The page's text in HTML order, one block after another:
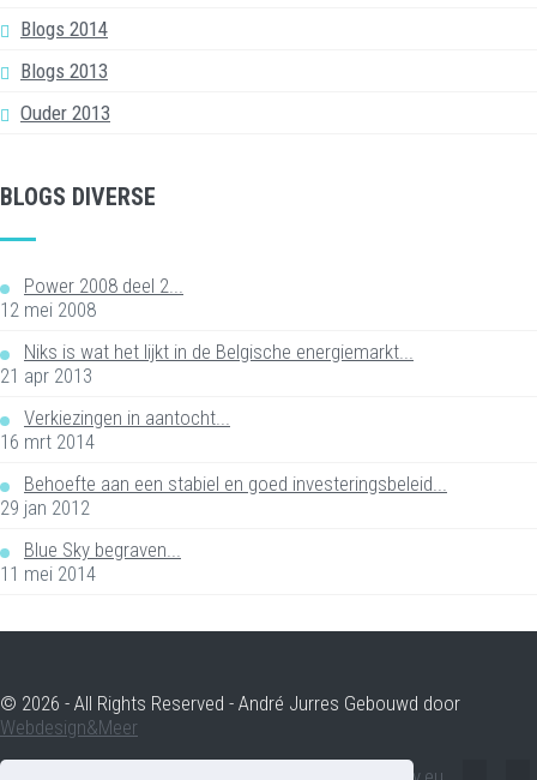
Blogs 2014
Blogs 2013
Ouder 2013
BLOGS DIVERSE
Power 2008 deel 2...
12 mei 2008
Niks is wat het lijkt in de Belgische energiemarkt...
21 apr 2013
Verkiezingen in aantocht...
16 mrt 2014
Behoefte aan een stabiel en goed investeringsbeleid...
29 jan 2012
Blue Sky begraven...
11 mei 2014
© 2026 - All Rights Reserved - André Jurres Gebouwd door
Webdesign&Meer